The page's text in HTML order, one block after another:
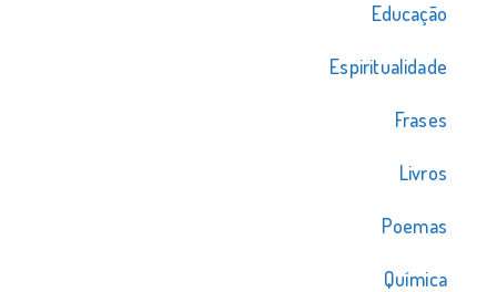
Educação
Espiritualidade
Frases
Livros
Poemas
Química